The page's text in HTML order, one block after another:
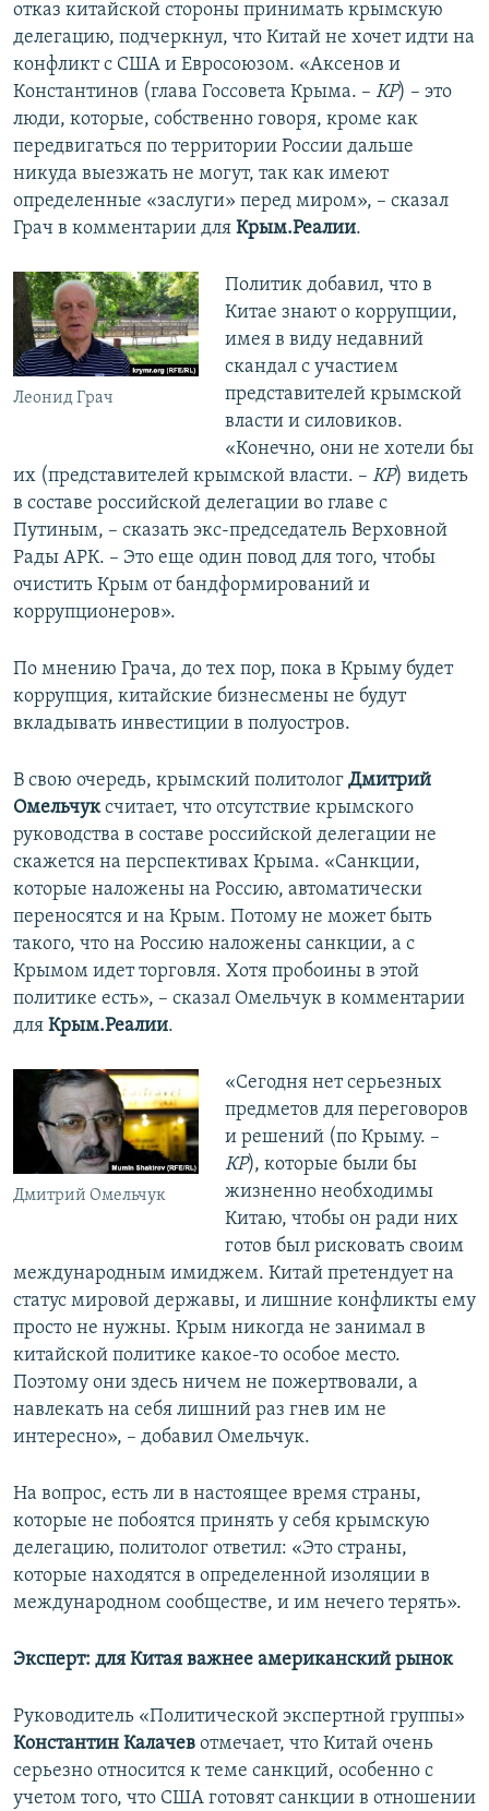
отказ китайской стороны принимать крымскую
делегацию, подчеркнул, что Китай не хочет идти на
конфликт с США и Евросоюзом. «Аксенов и
Константинов (глава Госсовета Крыма. – КР) – это
люди, которые, собственно говоря, кроме как
передвигаться по территории России дальше
никуда выезжать не могут, так как имеют
определенные «заслуги» перед миром», – сказал
Грач в комментарии для Крым.Реалии.
Леонид Грач
Политик добавил, что в
Китае знают о коррупции,
имея в виду недавний
скандал с участием
представителей крымской
власти и силовиков.
«Конечно, они не хотели бы
их (представителей крымской власти. – КР) видеть
в составе российской делегации во главе с
Путиным, – сказать экс-председатель Верховной
Рады АРК. – Это еще один повод для того, чтобы
очистить Крым от бандформирований и
коррупционеров».
По мнению Грача, до тех пор, пока в Крыму будет
коррупция, китайские бизнесмены не будут
вкладывать инвестиции в полуостров.
В свою очередь, крымский политолог Дмитрий
Омельчуксчитает, что отсутствие крымского
руководства в составе российской делегации не
скажется на перспективах Крыма. «Санкции,
которые наложены на Россию, автоматически
переносятся и на Крым. Потому не может быть
такого, что на Россию наложены санкции, а с
Крымом идет торговля. Хотя пробоины в этой
политике есть», – сказал Омельчук в комментарии
для Крым.Реалии.
Дмитрий Омельчук
«Сегодня нет серьезных
предметов для переговоров
и решений (по Крыму. –
КР), которые были бы
жизненно необходимы
Китаю, чтобы он ради них
готов был рисковать своим
международным имиджем. Китай претендует на
статус мировой державы, и лишние конфликты ему
просто не нужны. Крым никогда не занимал в
китайской политике какое-то особое место.
Поэтому они здесь ничем не пожертвовали, а
навлекать на себя лишний раз гнев им не
интересно», – добавил Омельчук.
На вопрос, есть ли в настоящее время страны,
которые не побоятся принять у себя крымскую
делегацию, политолог ответил: «Это страны,
которые находятся в определенной изоляции в
международном сообществе, и им нечего терять».
Эксперт: для Китая важнее американский рынок
Руководитель «Политической экспертной группы»
Константин Калачев отмечает, что Китай очень
серьезно относится к теме санкций, особенно с
учетом того, что США готовят санкции в отношении